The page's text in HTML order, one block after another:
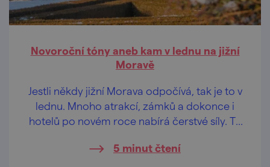
Novoroční tóny aneb kam v lednu na jižní
Moravě
Jestli někdy jižní Morava odpočívá, tak je to v
lednu. Mnoho atrakcí, zámků a dokonce i
hotelů po novém roce nabírá čerstvé síly. To
nemáme návštěvníkům co nabídnout!
5 minut čtení